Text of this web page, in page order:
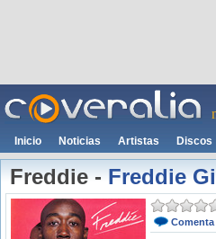
Inicio Noticias Artistas Discos
Freddie-Freddie